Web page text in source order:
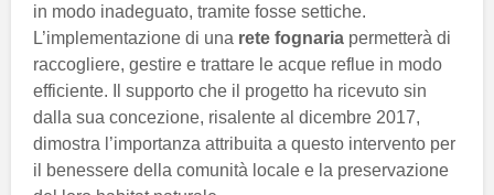
in modo inadeguato, tramite fosse settiche.
L’implementazione di una rete fognaria permetterà di
raccogliere, gestire e trattare le acque reflue in modo
efficiente. Il supporto che il progetto ha ricevuto sin
dalla sua concezione, risalente al dicembre 2017,
dimostra l’importanza attribuita a questo intervento per
il benessere della comunità locale e la preservazione